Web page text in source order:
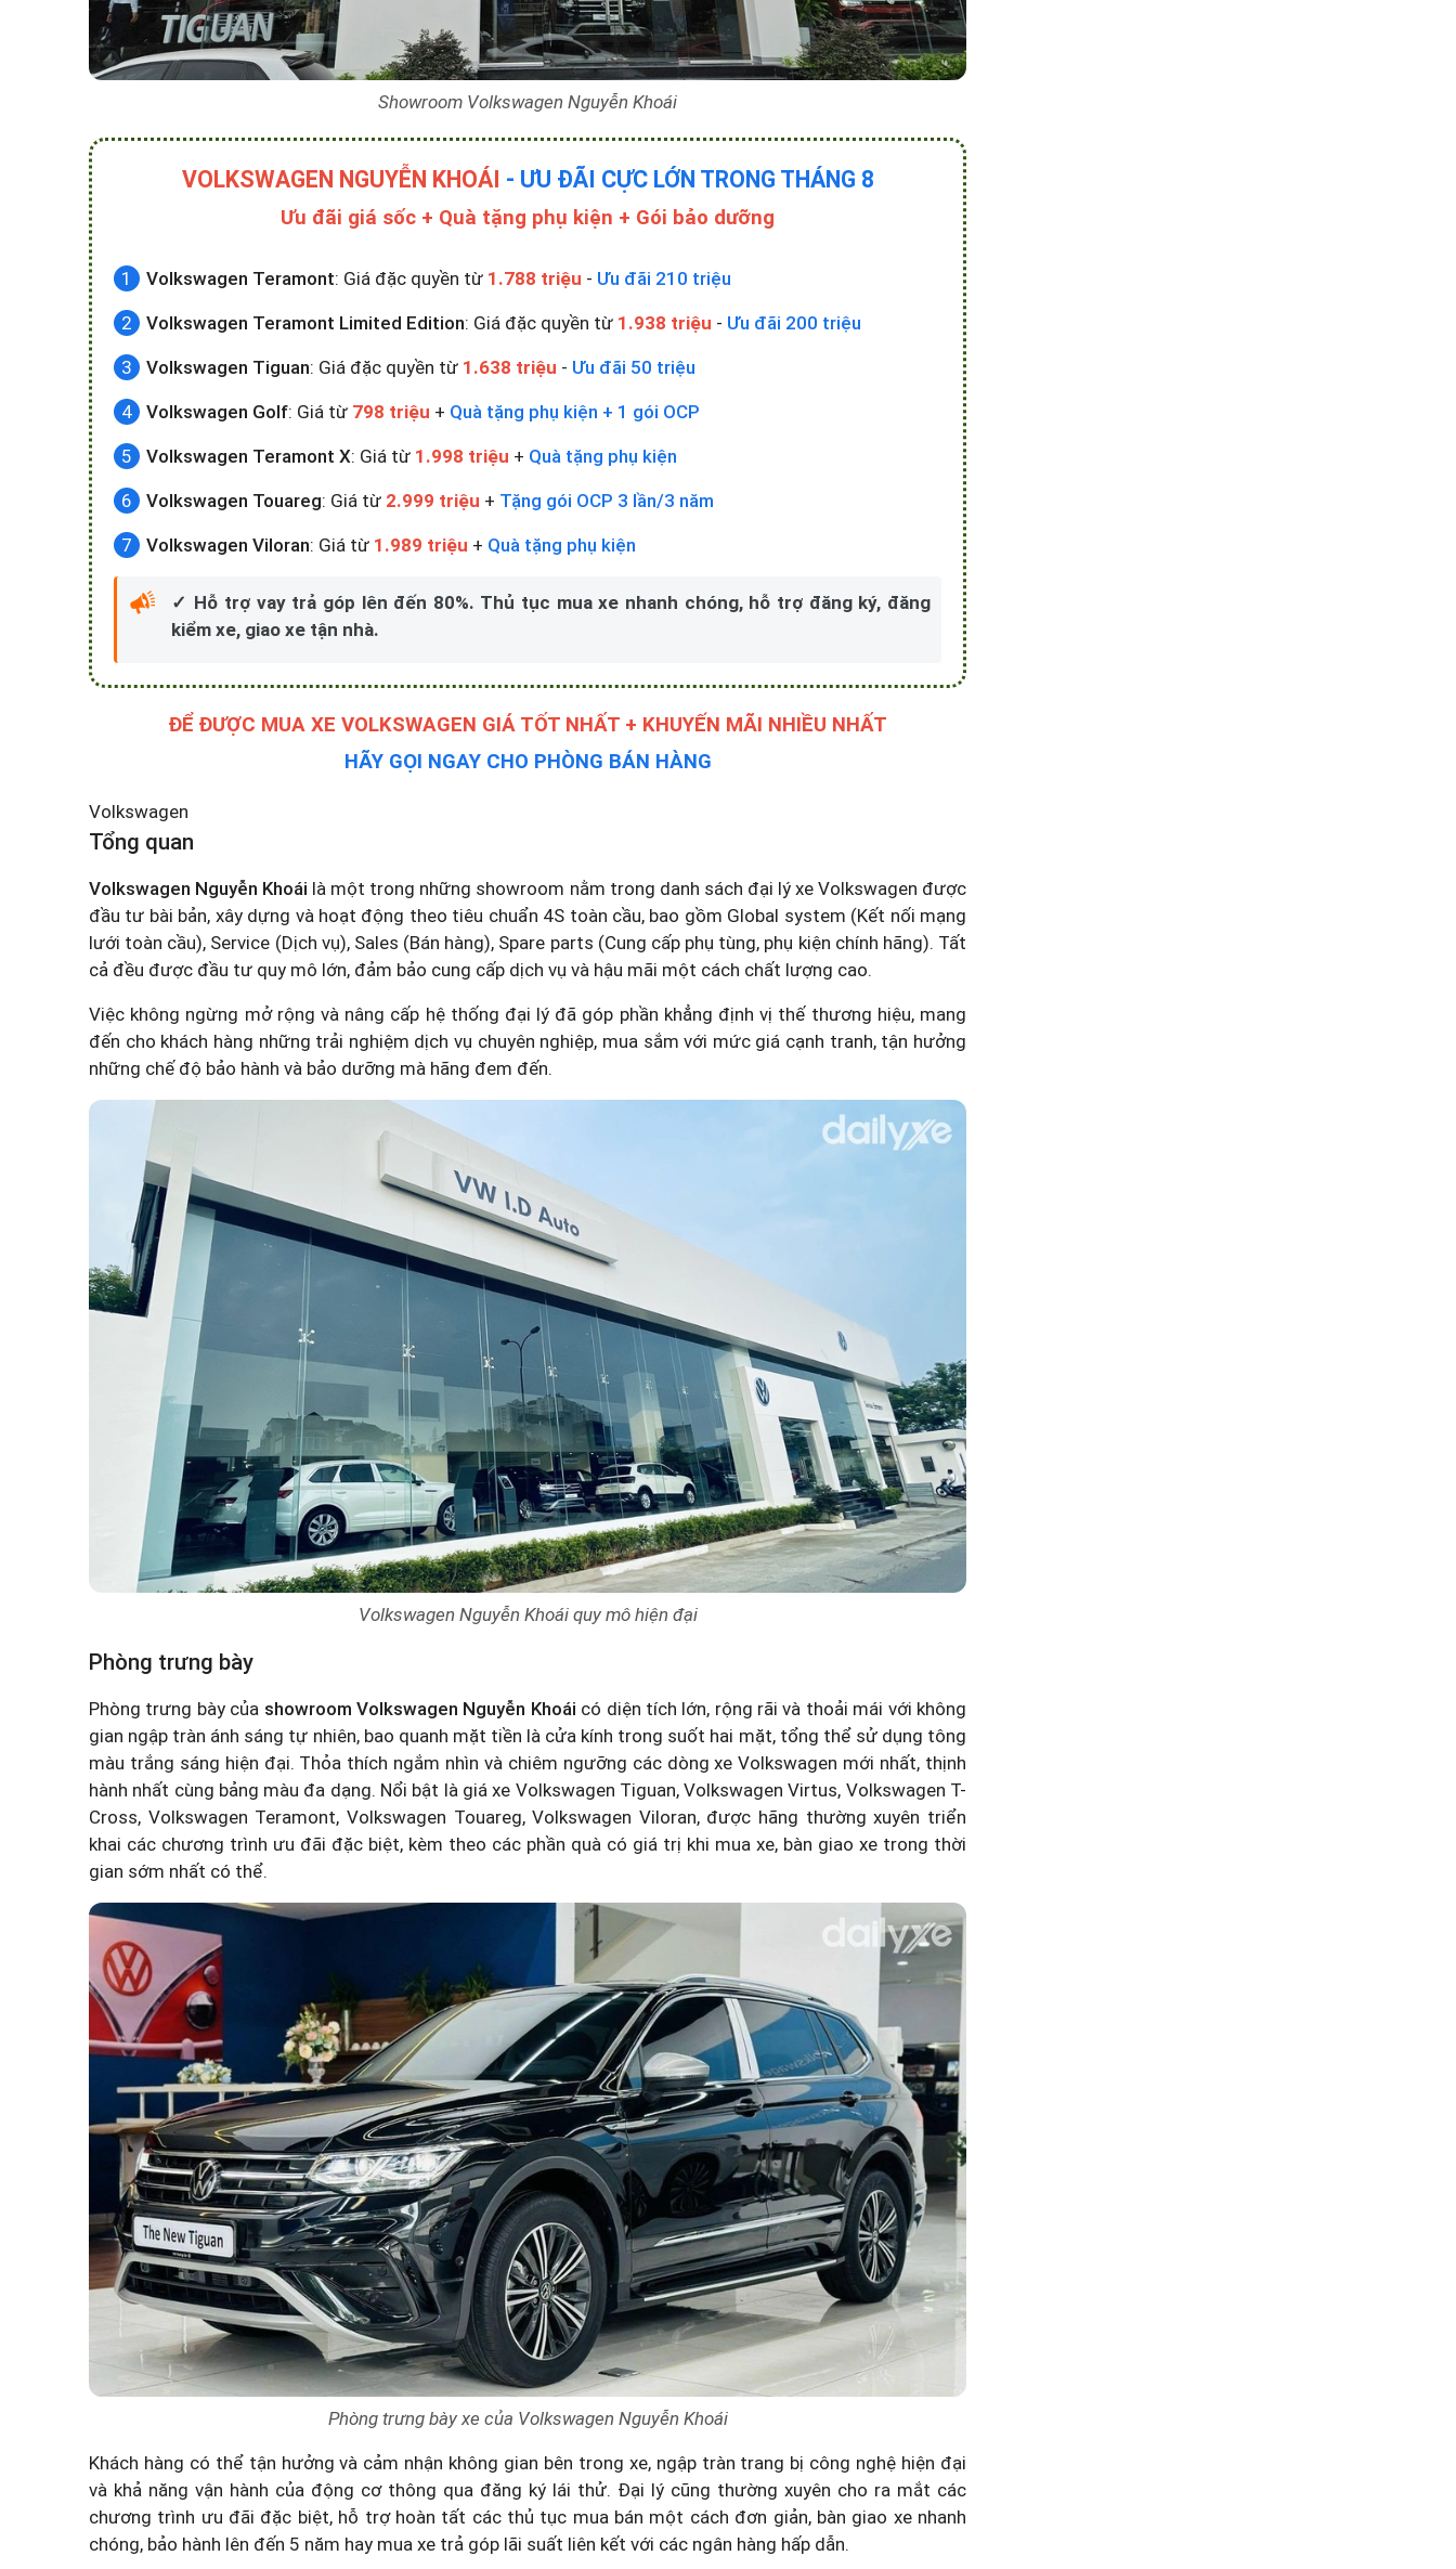
Showroom Volkswagen Nguyễn Khoái
VOLKSWAGEN NGUYỄN KHOÁI - ƯU ĐÃI CỰC LỚN TRONG THÁNG 8
Ưu đãi giá sốc + Quà tặng phụ kiện + Gói bảo dưỡng
Volkswagen Teramont: Giá đặc quyền từ 1.788 triệu - Ưu đãi 210 triệu
Volkswagen Teramont Limited Edition: Giá đặc quyền từ 1.938 triệu - Ưu đãi 200 triệu
Volkswagen Tiguan: Giá đặc quyền từ 1.638 triệu - Ưu đãi 50 triệu
Volkswagen Golf: Giá từ 798 triệu + Quà tặng phụ kiện + 1 gói OCP
Volkswagen Teramont X: Giá từ 1.998 triệu + Quà tặng phụ kiện
Volkswagen Touareg: Giá từ 2.999 triệu + Tặng gói OCP 3 lần/3 năm
Volkswagen Viloran: Giá từ 1.989 triệu + Quà tặng phụ kiện
✓ Hỗ trợ vay trả góp lên đến 80%. Thủ tục mua xe nhanh chóng, hỗ trợ đăng ký, đăng
kiểm xe, giao xe tận nhà.
ĐỂ ĐƯỢC MUA XE VOLKSWAGEN GIÁ TỐT NHẤT + KHUYẾN MÃI NHIỀU NHẤT
HÃY GỌI NGAY CHO PHÒNG BÁN HÀNG
Volkswagen
Tổng quan
Volkswagen Nguyễn Khoái là một trong những showroom nằm trong danh sách đại lý xe Volkswagen được
đầu tư bài bản, xây dựng và hoạt động theo tiêu chuẩn 4S toàn cầu, bao gồm Global system (Kết nối mạng
lưới toàn cầu), Service (Dịch vụ), Sales (Bán hàng), Spare parts (Cung cấp phụ tùng, phụ kiện chính hãng). Tất
cả đều được đầu tư quy mô lớn, đảm bảo cung cấp dịch vụ và hậu mãi một cách chất lượng cao.
Việc không ngừng mở rộng và nâng cấp hệ thống đại lý đã góp phần khẳng định vị thế thương hiệu, mang
đến cho khách hàng những trải nghiệm dịch vụ chuyên nghiệp, mua sắm với mức giá cạnh tranh, tận hưởng
những chế độ bảo hành và bảo dưỡng mà hãng đem đến.
Volkswagen Nguyễn Khoái quy mô hiện đại
Phòng trưng bày
Phòng trưng bày của showroom Volkswagen Nguyễn Khoái có diện tích lớn, rộng rãi và thoải mái với không
gian ngập tràn ánh sáng tự nhiên, bao quanh mặt tiền là cửa kính trong suốt hai mặt, tổng thể sử dụng tông
màu trắng sáng hiện đại. Thỏa thích ngắm nhìn và chiêm ngưỡng các dòng xe Volkswagen mới nhất, thịnh
hành nhất cùng bảng màu đa dạng. Nổi bật là giá xe Volkswagen Tiguan, Volkswagen Virtus, Volkswagen T-
Cross, Volkswagen Teramont, Volkswagen Touareg, Volkswagen Viloran, được hãng thường xuyên triển
khai các chương trình ưu đãi đặc biệt, kèm theo các phần quà có giá trị khi mua xe, bàn giao xe trong thời
gian sớm nhất có thể.
Phòng trưng bày xe của Volkswagen Nguyễn Khoái
Khách hàng có thể tận hưởng và cảm nhận không gian bên trong xe, ngập tràn trang bị công nghệ hiện đại
và khả năng vận hành của động cơ thông qua đăng ký lái thử. Đại lý cũng thường xuyên cho ra mắt các
chương trình ưu đãi đặc biệt, hỗ trợ hoàn tất các thủ tục mua bán một cách đơn giản, bàn giao xe nhanh
chóng, bảo hành lên đến 5 năm hay mua xe trả góp lãi suất liên kết với các ngân hàng hấp dẫn.